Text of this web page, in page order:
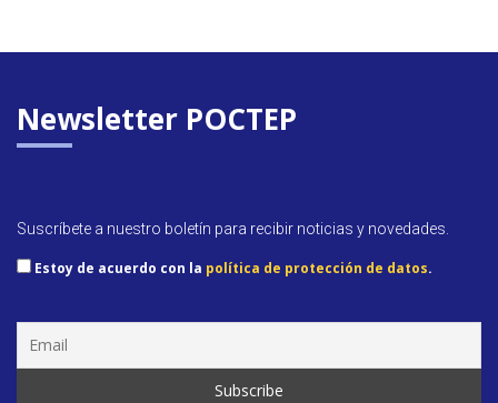
Newsletter POCTEP
Suscríbete a nuestro boletín para recibir noticias y novedades.
Estoy de acuerdo con la política de protección de datos.